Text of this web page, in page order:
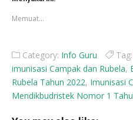
jendela
baru)
Memuat...
Category: Info Guru Tag:
imunisasi Campak dan Rubela,
Rubela Tahun 2022, Imunisasi
Mendikbudristek Nomor 1